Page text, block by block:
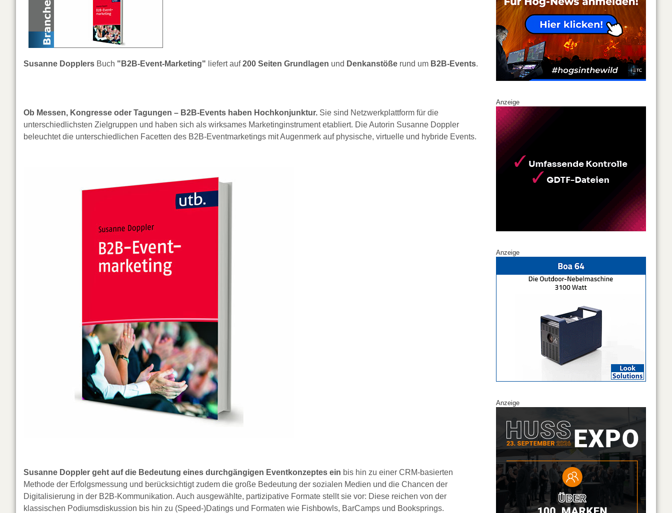
Susanne Dopplers Buch "B2B-Event-Marketing" liefert auf200 Seiten Grundlagen und Denkanstöße rund um B2B-Events.
Ob Messen, Kongresse oder Tagungen – B2B-Events haben Hochkonjunktur. Sie sind Netzwerkplattform für die
unterschiedlichsten Zielgruppen und haben sich als wirksames Marketinginstrument etabliert. Die Autorin Susanne Doppler
beleuchtet die unterschiedlichen Facetten des B2B-Eventmarketings mit Augenmerk auf physische, virtuelle und hybride Events.
Susanne Doppler geht auf die Bedeutung eines durchgängigen Eventkonzeptes ein bis hin zu einer CRM-basierten
Methode der Erfolgsmessung und berücksichtigt zudem die große Bedeutung der sozialen Medien und die Chancen der
Digitalisierung in der B2B-Kommunikation. Auch ausgewählte, partizipative Formate stellt sie vor: Diese reichen von der
klassischen Podiumsdiskussion bis hin zu (Speed-)Datings und Formaten wie Fishbowls, BarCamps und Booksprings.
Anzeige
Anzeige
Anzeige